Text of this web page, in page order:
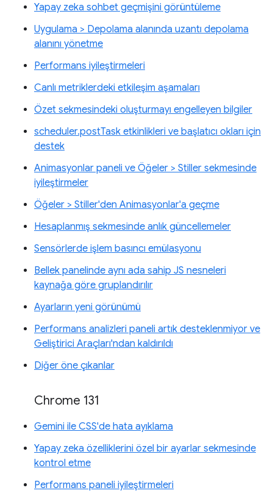
Yapay zeka sohbet geçmişini görüntüleme
Uygulama > Depolama alanında uzantı depolama
alanını yönetme
Performans iyileştirmeleri
Canlı metriklerdeki etkileşim aşamaları
Özet sekmesindeki oluşturmayı engelleyen bilgiler
scheduler.postTask etkinlikleri ve başlatıcı okları için
destek
Animasyonlar paneli ve Öğeler > Stiller sekmesinde
iyileştirmeler
Öğeler > Stiller'den Animasyonlar'a geçme
Hesaplanmış sekmesinde anlık güncellemeler
Sensörlerde işlem basıncı emülasyonu
Bellek panelinde aynı ada sahip JS nesneleri
kaynağa göre gruplandırılır
Ayarların yeni görünümü
Performans analizleri paneli artık desteklenmiyor ve
Geliştirici Araçları'ndan kaldırıldı
Diğer öne çıkanlar
Chrome 131
Gemini ile CSS'de hata ayıklama
Yapay zeka özelliklerini özel bir ayarlar sekmesinde
kontrol etme
Performans paneli iyileştirmeleri